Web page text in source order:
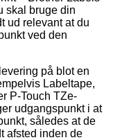
skal bruge din
ud relevant at du
ved den
på blot en
Labeltape,
P-Touch TZe-
udgangspunkt i at
således at de
afsted inden de